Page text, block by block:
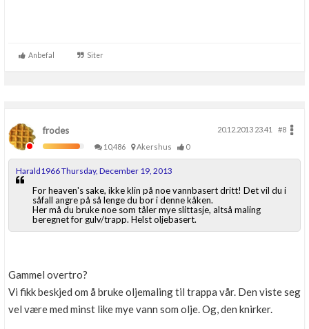
Anbefal Siter
frodes 20.12.2013 23.41
#8
10,486
Akershus 0
Harald1966 Thursday, December 19, 2013
For heaven's sake, ikke klin på noe vannbasert dritt! Det vil du i
såfall angre på så lenge du bor i denne kåken.
Her må du bruke noe som tåler mye slittasje, altså maling
beregnet for gulv/trapp. Helst oljebasert.
Gammel overtro?
Vi fikk beskjed om å bruke oljemaling til trappa vår. Den viste seg
vel være med minst like mye vann som olje. Og, den knirker.